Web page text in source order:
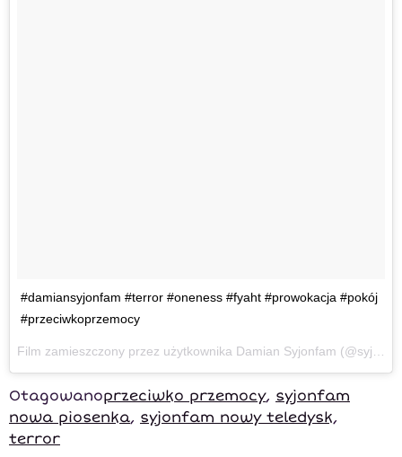
#damiansyjonfam #terror #oneness #fyaht #prowokacja #pokój
#przeciwkoprzemocy
Otagowanoprzeciwko przemocy, syjonfam
nowa piosenka, syjonfam nowy teledysk,
terror